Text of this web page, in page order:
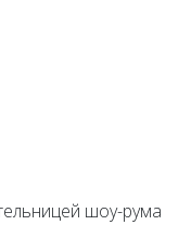
шоу-рума